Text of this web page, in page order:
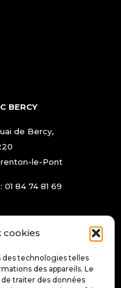
cookies
des technologies telles
des appareils. Le
traiter des données
BERCY
de Bercy,
le-Pont
:01 84 74 81 69